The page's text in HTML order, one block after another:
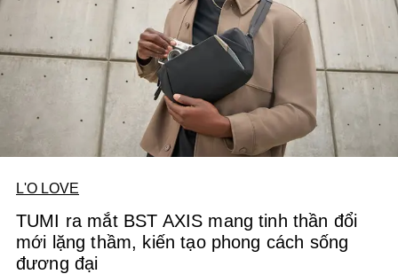
L'O LOVE
TUMI ra mắt BST AXIS mang tinh thần đổi
mới lặng thầm, kiến tạo phong cách sống
đương đại